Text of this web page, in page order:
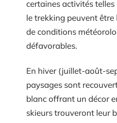
certaines activités
le trekking peuvent être
de conditions
défavorables.
En hiver (juillet-août-
paysages sont
blanc offrant un décor
skieurs trouveront leur